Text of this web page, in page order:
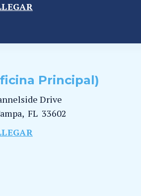
Principal)
Drive
, FL 33602